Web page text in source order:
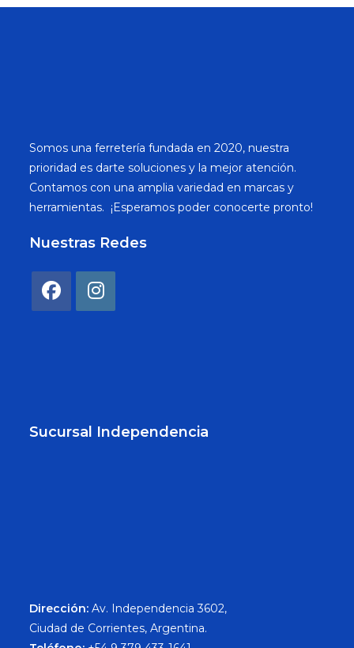
Somos una ferretería fundada en 2020, nuestra
prioridad es darte soluciones y la mejor atención.
Contamos con una amplia variedad en marcas y
herramientas. ¡Esperamos poder conocerte pronto!
Nuestras Redes
Sucursal Independencia
Dirección: Av. Independencia 3602,
Ciudad de Corrientes, Argentina.